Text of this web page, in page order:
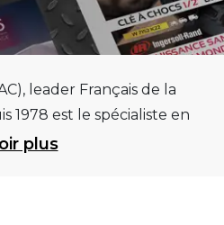
leader Français de la
1978 est le spécialiste en
garages et centres
plus